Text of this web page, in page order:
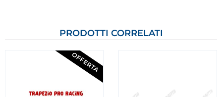
PRODOTTI CORRELATI
OFFERTA